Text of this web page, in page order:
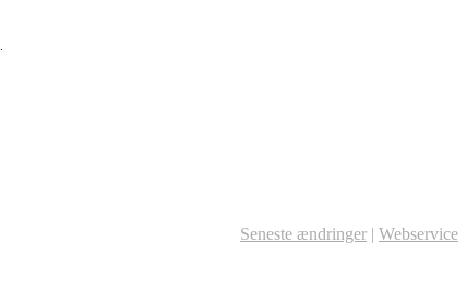
Seneste ændringer | Webservice